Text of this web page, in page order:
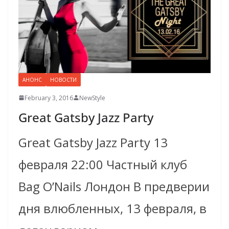
АНОНС НОВОСТИ
February 3, 2016 NewStyle
Great Gatsby Jazz Party
Great Gatsby Jazz Party 13
февраля 22:00 Частный клуб
Bag O’Nails Лондон В предверии
дня влюбленных, 13 февраля, в